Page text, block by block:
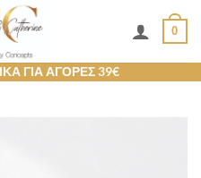
0
ΓΙΑ ΑΓΟΡΕΣ 39€